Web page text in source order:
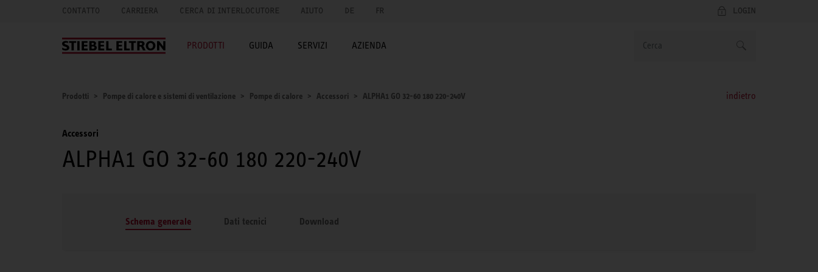
CONTATTO CARRIERA CERCA DI INTERLOCUTORE AIUTO DE FR LOGIN
PRODOTTI GUIDA SERVIZI AZIENDA
Prodotti Pompe di calore e sistemi di ventilazione Pompe di calore Accessori ALPHA1 GO 32-60 180 220-240V indietro
Accessori
ALPHA1 GO 32-60 180 220-240V
Schema generale Dati tecnici Download